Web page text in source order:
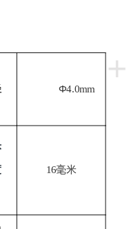
+
Φ4.0mm
16毫米